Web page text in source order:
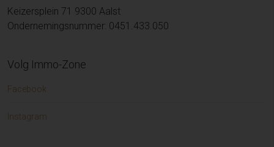
Keizersplein 71 9300 Aalst
Ondernemingsnummer: 0451.433.050
Volg Immo-Zone
Facebook
Instagram